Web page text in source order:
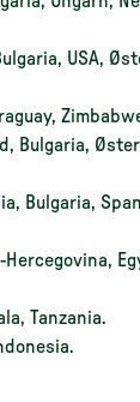
USA,
Bulgaria,
Bulgaria,
Tanzania.